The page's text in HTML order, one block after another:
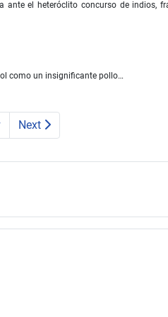
ante el heteróclito concurso de indios,
como un insignificante pollo…
Next